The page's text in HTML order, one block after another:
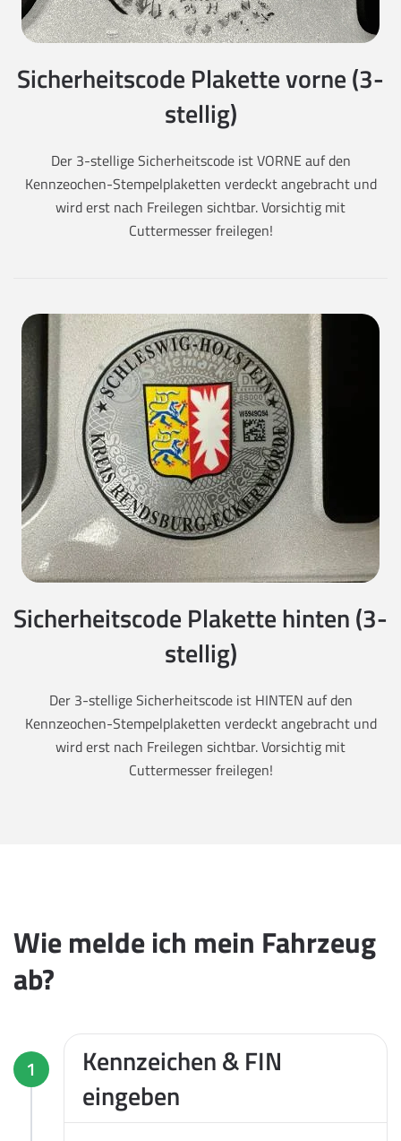
Sicherheitscode Plakette vorne (3-
stellig)
Der 3-stellige Sicherheitscode ist VORNE auf den
Kennzeochen-Stempelplaketten verdeckt angebracht und
wird erst nach Freilegen sichtbar. Vorsichtig mit
Cuttermesser freilegen!
Sicherheitscode Plakette hinten (3-
stellig)
Der 3-stellige Sicherheitscode ist HINTEN auf den
Kennzeochen-Stempelplaketten verdeckt angebracht und
wird erst nach Freilegen sichtbar. Vorsichtig mit
Cuttermesser freilegen!
Wie melde ich mein Fahrzeug
ab?
1
Kennzeichen & FIN
eingeben